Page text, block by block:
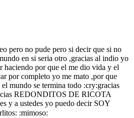
pero no pude pero si decir que si no
en si seria otro ,gracias al indio yo
haciendo por que el me dio vida y el
por completo yo me mato ,por que
mundo se termina todo :cry:gracias
REDONDITOS DE RICOTA
y a ustedes yo puedo decir SOY
:mimoso: